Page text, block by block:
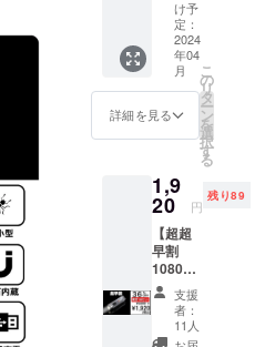
購入限
定商品
す。】
自転車
取り付
け用ホ
ルダー
をお送
しま
す。 ※
こちら
の追加
リター
ンのみ
は購入
できま
せん。
※こちら
け予
定：
2024
年04
月
詳細を見る
こ
の
リ
タ
ー
ン
を
選
択
す
る
1,9
20 円
残り89
【超超
早割
1080円
引 】X2
Light
100個限
定 一般
支援
者：
11人